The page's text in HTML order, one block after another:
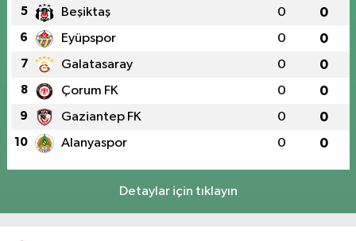
5 Beşiktaş 0 0
6 Eyüpspor 0 0
7 Galatasaray 0 0
8 Çorum FK 0 0
9 Gaziantep FK 0 0
10 Alanyaspor 0 0
Detaylar için tıklayın